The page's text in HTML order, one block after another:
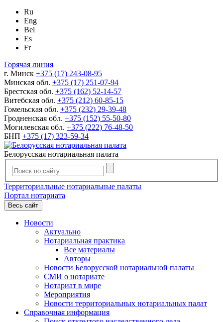
Ru
Eng
Bel
Es
Fr
Горячая линия
г. Минск +375 (17) 243-08-95
Минская обл. +375 (17) 251-07-94
Брестская обл. +375 (162) 52-14-57
Витебская обл. +375 (212) 60-85-15
Гомельская обл. +375 (232) 29-39-48
Гродненская обл. +375 (152) 55-50-80
Могилевская обл. +375 (222) 76-48-50
БНП +375 (17) 323-59-34
Белорусская нотариальная палата
Территориальные нотариальные палаты
Портал нотариата
Весь сайт
Новости
Актуально
Нотариальная практика
Все материалы
Авторы
Новости Белорусской нотариальной палаты
СМИ о нотариате
Нотариат в мире
Мероприятия
Новости территориальных нотариальных палат
Справочная информация